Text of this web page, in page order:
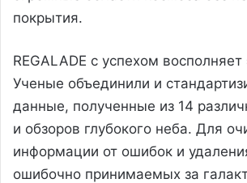
покрытия.
REGALADE с успехом
Ученые объединили и
данные, полученные из 14
и обзоров глубокого неба. Для
информации от ошибок и
ошибочно принимаемых за